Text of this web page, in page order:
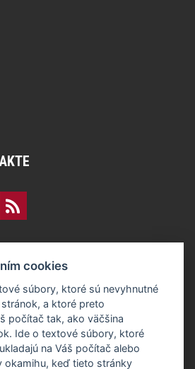
Ružová dolina 480/6, 821 08
sú zodpovední jednotliví autori.
cookies
súbory, ktoré sú nevyhnutné
a ktoré preto
počítač tak, ako väčšina
Ide o textové súbory, ktoré
na Váš počítač alebo
okamihu, keď tieto stránky